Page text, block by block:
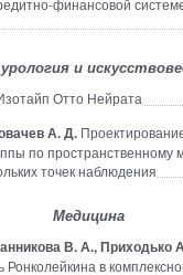
финансовой
и
Отто Нейрата
А. Д.
по пространственному
точек наблюдения
Медицина
В. А., Приходько
в